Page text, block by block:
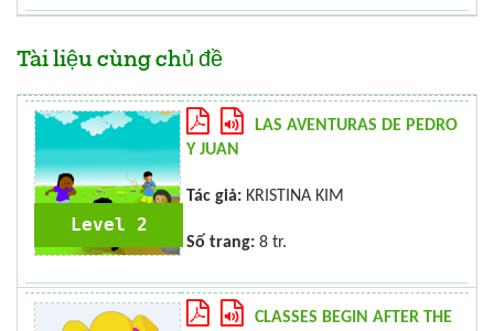
Tài liệu cùng chủ đề
Level 2
LAS AVENTURAS DE PEDRO
Y JUAN
Tác giả: KRISTINA KIM
Số trang: 8 tr.
CLASSES BEGIN AFTER THE